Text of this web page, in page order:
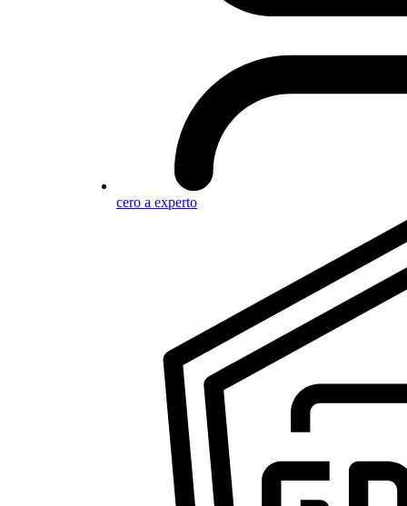
cero a experto